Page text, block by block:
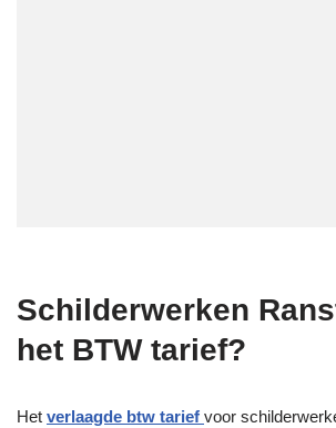
Schilderwerken
het BTW tarief?
Het verlaagde btw tarief voor